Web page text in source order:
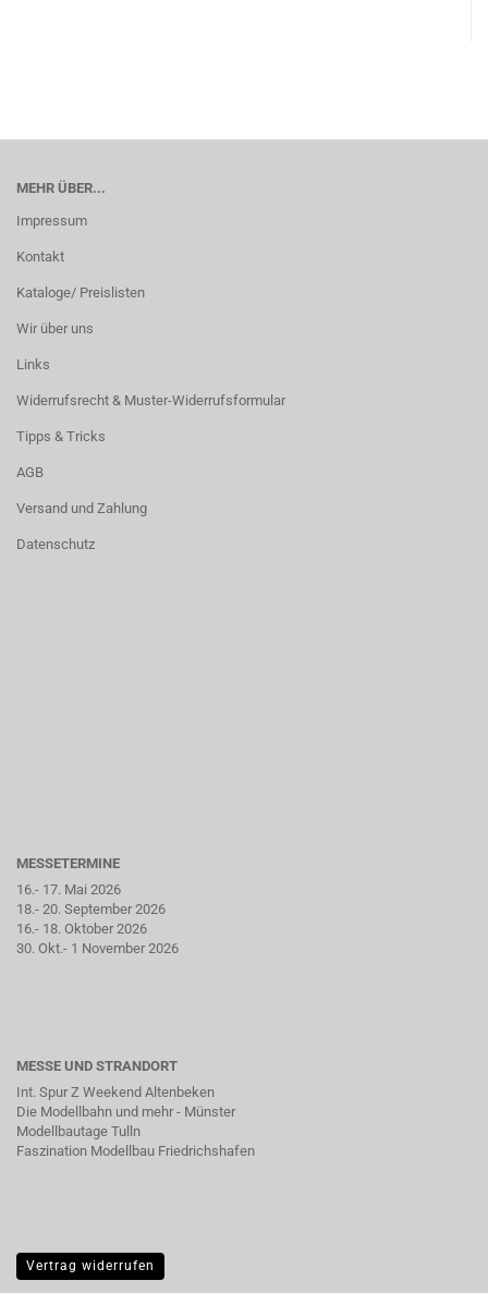
MEHR ÜBER...
Impressum
Kontakt
Kataloge/ Preislisten
Wir über uns
Links
Widerrufsrecht & Muster-Widerrufsformular
Tipps & Tricks
AGB
Versand und Zahlung
Datenschutz
MESSETERMINE
16.- 17. Mai 2026
18.- 20. September 2026
16.- 18. Oktober 2026
30. Okt.- 1 November 2026
MESSE UND STRANDORT
Int. Spur Z Weekend Altenbeken
Die Modellbahn und mehr - Münster
Modellbautage Tulln
Faszination Modellbau Friedrichshafen
Vertrag widerrufen